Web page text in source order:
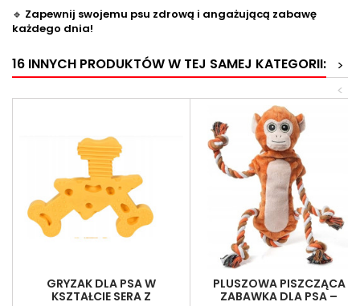
🔹 Zapewnij swojemu psu zdrową i angażującą zabawę
każdego dnia!
16 INNYCH PRODUKTÓW W TEJ SAMEJ KATEGORII:
>
<
GRYZAK DLA PSA W
KSZTAŁCIE SERA Z
PLUSZOWA PISZCZĄCA
ZABAWKA DLA PSA –